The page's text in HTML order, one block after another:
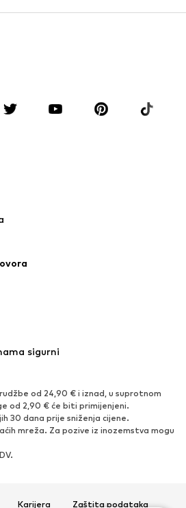
Ekskluzivno
sigurni
od 24,90 € i iznad, u suprotnom
od 2,90 € će biti primijenjeni.
30 dana prije sniženja cijene.
mreža. Za pozive iz inozemstva mogu
Karijera Zaštita podataka